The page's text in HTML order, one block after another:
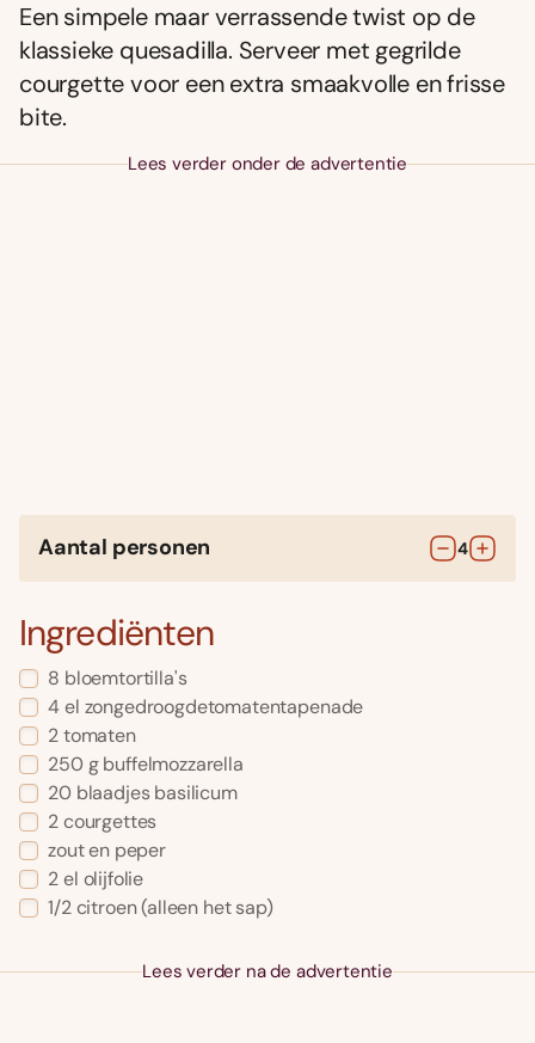
Een simpele maar verrassende twist op de
klassieke quesadilla. Serveer met gegrilde
courgette voor een extra smaakvolle en frisse
bite.
Lees verder onder de advertentie
Aantal personen 4
Ingrediënten
8 bloemtortilla's
4el zongedroogdetomatentapenade
2tomaten
250 g buffelmozzarella
20 blaadjes basilicum
2courgettes
zout en peper
2el olijfolie
1/2 citroen(alleen het sap)
Lees verder na de advertentie